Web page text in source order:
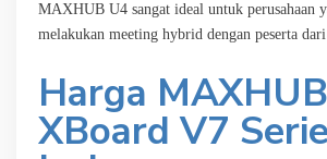
MAXHUB U4 sangat ideal untuk perusahaan
melakukan meeting hybrid dengan peserta
Harga MAXHUB
XBoard V7